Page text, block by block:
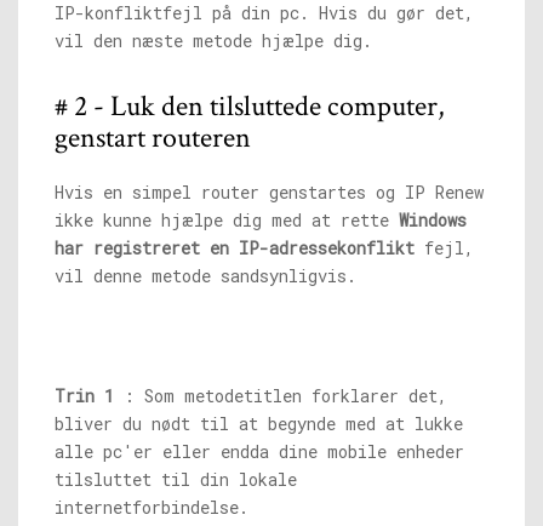
IP-konfliktfejl på din pc. Hvis du gør det,
vil den næste metode hjælpe dig.
# 2 - Luk den tilsluttede computer,
genstart routeren
Hvis en simpel router genstartes og IP Renew
ikke kunne hjælpe dig med at rette Windows
har registreret en IP-adressekonflikt fejl,
vil denne metode sandsynligvis.
Trin 1
: Som metodetitlen forklarer det,
bliver du nødt til at begynde med at lukke
alle pc'er eller endda dine mobile enheder
tilsluttet til din lokale
internetforbindelse.